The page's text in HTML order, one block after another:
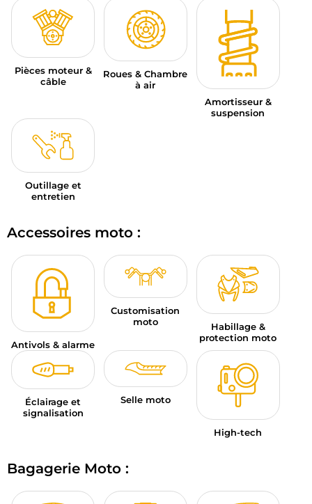
CONSEILS
NOUS CONTACTER
Pièces moteur &
câble
Roues & Chambre
à air
Amortisseur &
suspension
Outillage et
entretien
Accessoires moto :
Antivols & alarme
Customisation
moto
Habillage &
protection moto
Éclairage et
signalisation
Selle moto
High-tech
Bagagerie Moto :